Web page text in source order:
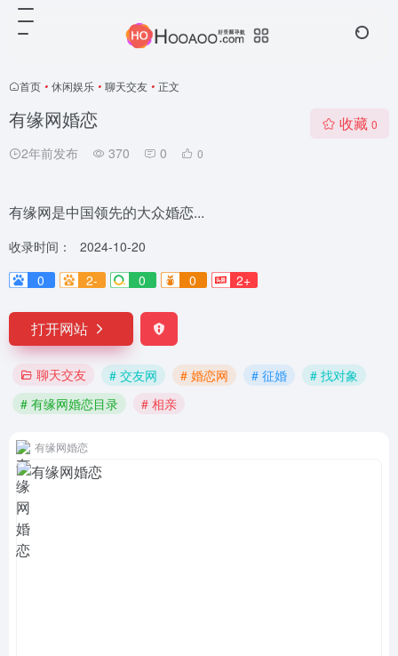
首页 • 休闲娱乐 • 聊天交友 • 正文
有缘网婚恋
2年前发布 370 0 0
收藏 0
有缘网是中国领先的大众婚恋...
收录时间：
2024-10-20
0
2- 0 0 2+
打开网站
聊天交友 # 交友网 # 婚恋网 # 征婚
# 找对象
# 有缘网婚恋目录
# 相亲
有缘网婚恋